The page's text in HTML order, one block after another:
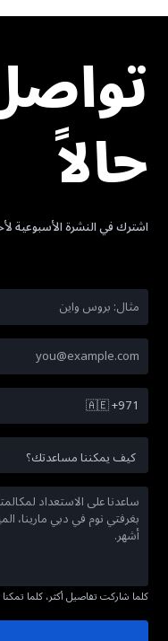
حالاً
اشترك في النشرة الأسبوعية
🇦🇪+971
كلما شاركت تفاصيل أكثر، كلما